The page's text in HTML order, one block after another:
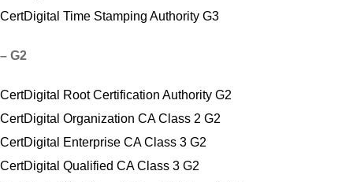
CertDigital Time Stamping Authority G3
– G2
CertDigital Root Certification Authority G2
CertDigital Organization CA Class 2 G2
CertDigital Enterprise CA Class 3 G2
CertDigital Qualified CA Class 3 G2